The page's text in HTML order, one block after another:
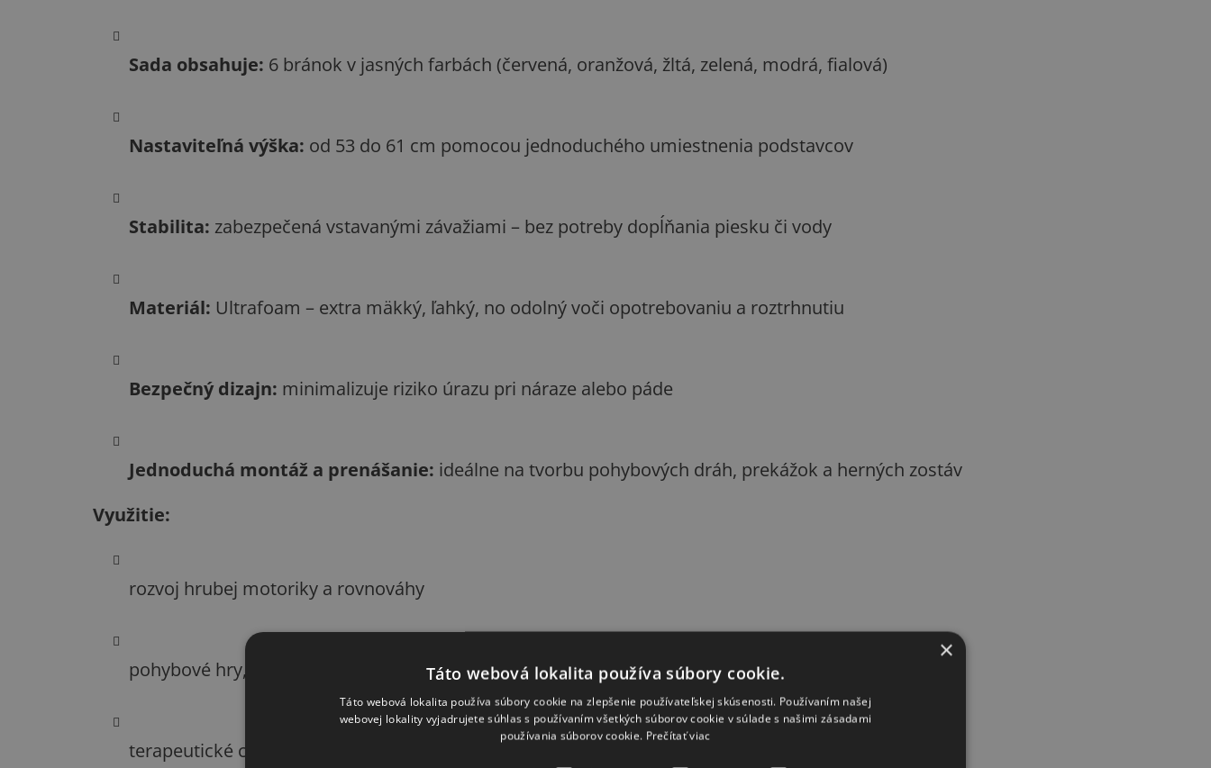
Sada obsahuje: 6 bránok v jasných farbách (červená, oranžová, žltá, zelená, modrá, fialová)
Nastaviteľná výška: od 53 do 61 cm pomocou jednoduchého umiestnenia podstavcov
Stabilita: zabezpečená vstavanými závažiami – bez potreby dopĺňania piesku či vody
Materiál: Ultrafoam – extra mäkký, ľahký, no odolný voči opotrebovaniu a roztrhnutiu
Bezpečný dizajn: minimalizuje riziko úrazu pri náraze alebo páde
Jednoduchá montáž a prenášanie: ideálne na tvorbu pohybových dráh, prekážok a herných zostáv
Využitie:
rozvoj hrubej motoriky a rovnováhy
pohybové hry, štafety, prekážkové dráhy
terapeutické cvičenia a senzomotorický tréning
×
Táto webová lokalita používa súbory cookie.
Táto webová lokalita používa súbory cookie na zlepšenie používateľskej skúsenosti. Používaním našej
webovej lokality vyjadrujete súhlas s používaním všetkých súborov cookie v súlade s našimi zásadami
používania súborov cookie. Prečítať viac